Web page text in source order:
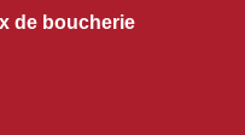
de boucherie